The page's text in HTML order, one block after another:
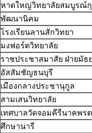
หาดใหญ่วิทยาลัยสมบูรณ์
พัฒนานิคม
โรงเรียนลานสักวิทยา
มงฟอร์ตวิทยาลัย
ราชประชาสมาสัย ฝ่ายมั
อัสสัมชัญธนบุรี
เมืองกลางประชานุกูล
สามเสนวิทยาลัย
เทศบาลวัดจอมคีรีนาคพรต
ศึกษานารี